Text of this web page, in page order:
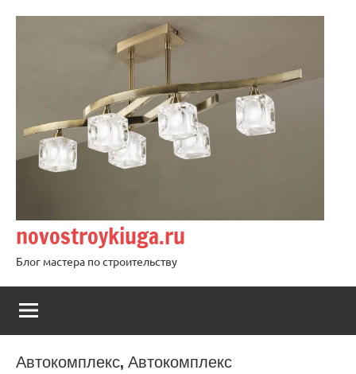
novostroykiuga.ru
Блог мастера по строительству
Автокомплекс, Автокомплекс